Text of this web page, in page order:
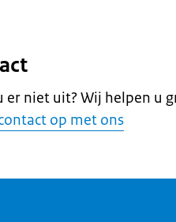
er niet uit? Wij helpen u
op met ons